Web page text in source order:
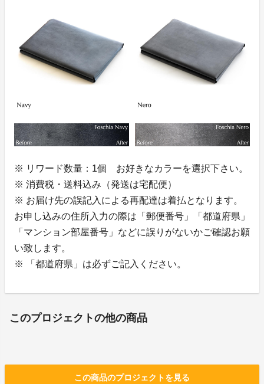
※ リワード数量：1個 お好きなカラーを選択下さい。
※ 消費税・送料込み（発送は宅配便）
※ お届け先の誤記入による再配達は着払となります。
お申し込みの住所入力の際は「郵便番号」「都道府県」
「マンション部屋番号」などに誤りがないかご確認お願
い致します。
※ 「都道府県」は必ずご記入ください。
このプロジェクトの他の商品
この商品のプロジェクトを見る